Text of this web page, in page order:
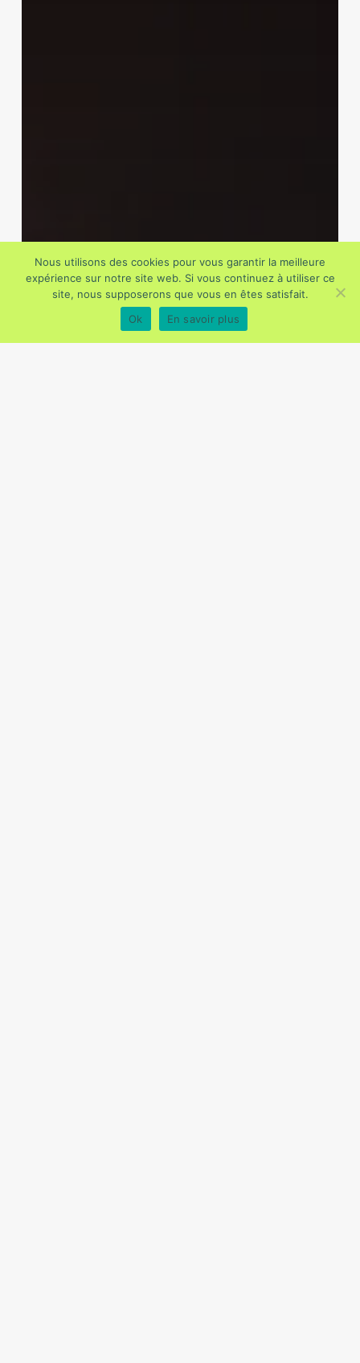
Nous utilisons des cookies pour vous garantir la meilleure
expérience sur notre site web. Si vous continuez à utiliser ce
site, nous supposerons que vous en êtes satisfait.
Ok
En savoir plus